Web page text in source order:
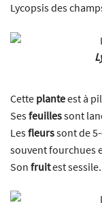
Lycopsis des
Cette planteest à
Sesfeuillessont
Lesfleurssont de
souvent fourchues
Son fruitest sessile.